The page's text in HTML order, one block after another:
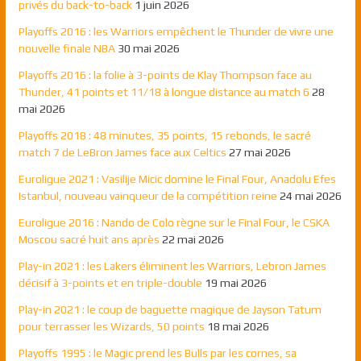
privés du back-to-back 1 juin 2026
Playoffs 2016 : les Warriors empêchent le Thunder de vivre une
nouvelle finale NBA 30 mai 2026
Playoffs 2016 : la folie à 3-points de Klay Thompson face au
Thunder, 41 points et 11/18 à longue distance au match 6 28
mai 2026
Playoffs 2018 : 48 minutes, 35 points, 15 rebonds, le sacré
match 7 de LeBron James face aux Celtics 27 mai 2026
Euroligue 2021 : Vasilije Micic domine le Final Four, Anadolu Efes
Istanbul, nouveau vainqueur de la compétition reine 24 mai 2026
Euroligue 2016 : Nando de Colo règne sur le Final Four, le CSKA
Moscou sacré huit ans après 22 mai 2026
Play-in 2021 : les Lakers éliminent les Warriors, Lebron James
décisif à 3-points et en triple-double 19 mai 2026
Play-in 2021 : le coup de baguette magique de Jayson Tatum
pour terrasser les Wizards, 50 points 18 mai 2026
Playoffs 1995 : le Magic prend les Bulls par les cornes, sa